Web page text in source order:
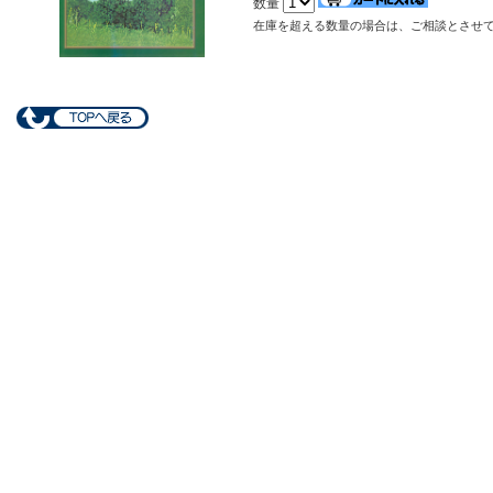
数量
在庫を超える数量の場合は、ご相談とさせ